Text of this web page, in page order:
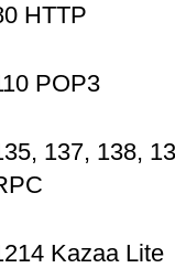
HTTP
POP3
137, 138,
Kazaa Lite